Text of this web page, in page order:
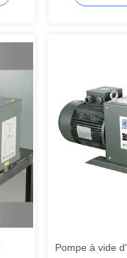
Pompe à vide